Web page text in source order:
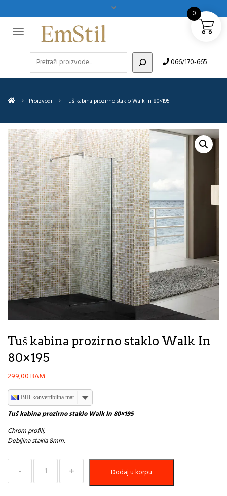
066/170-665
Proizvodi Tuš kabina prozirno staklo Walk In 80×195
Tuš kabina prozirno staklo Walk In
80×195
299,00BAM
BiH konvertibilna marka
Tuš kabina prozirno staklo Walk In 80×195
Chrom profili,
Debljina stakla 8mm.
Tuš
kabina
prozirno
Dodaj u korpu
0